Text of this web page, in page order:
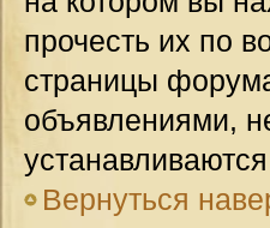
прочесть их по
страницы
объявлениями,
Вернуться